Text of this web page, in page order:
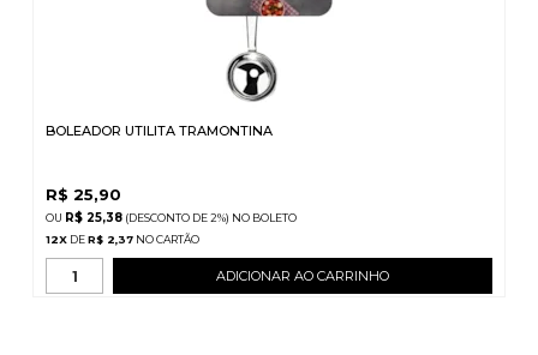
BOLEADOR UTILITA TRAMONTINA
R$ 25,90
R$ 25,38 (DESCONTO DE2%) NO BOLETO
12X DER$ 2,37
ADICIONAR AO CARRINHO